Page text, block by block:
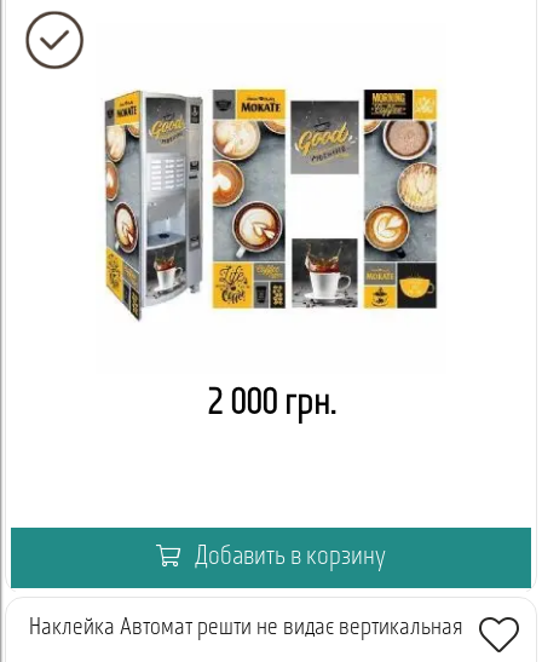
2 000 грн.
Добавить в корзину
Наклейка Автомат решти не видає вертикальная